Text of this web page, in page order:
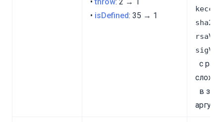
• isDefined: 35 → 1
с
в